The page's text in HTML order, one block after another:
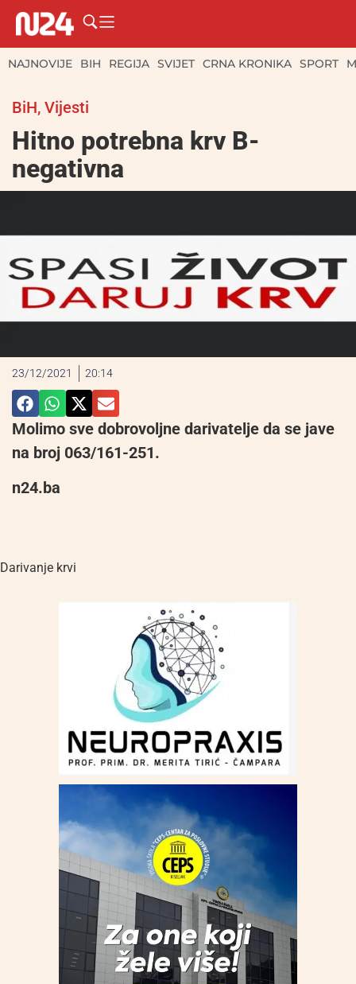
NAJNOVIJE BIH REGIJA SVIJET CRNA KRONIKA SPORT
BiH, Vijesti
Hitno potrebna krv B-
negativna
23/12/2021 20:14
Molimo sve dobrovoljne darivatelje da se jave
na broj 063/161-251.
n24.ba
Darivanje krvi